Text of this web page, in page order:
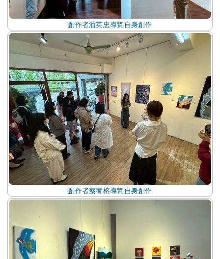
創作者潘英忠導覽自身創作
創作者蔡宥榕導覽自身創作